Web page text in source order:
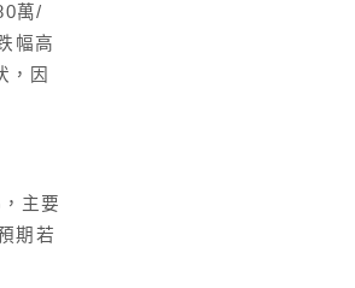
萬/
幅高
，因
主要
期若